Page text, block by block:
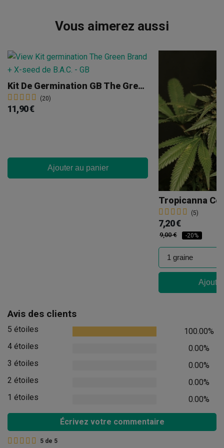
Vous aimerez aussi
Kit De Germination GB The Green Brand
(20)
11,90 €
Ajouter au panier
Tropicanna
(5)
7,20 €
9,00 € -20%
Avis des clients
5 étoiles
100.00%
4 étoiles
0.00%
3 étoiles
0.00%
2 étoiles
0.00%
1 étoiles
0.00%
Écrivez votre commentaire
5 de 5